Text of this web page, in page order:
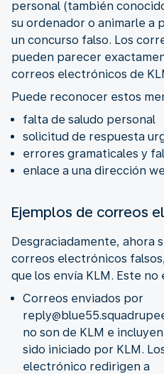
personal (también
su ordenador o animarle a
un concurso falso. Los
pueden parecer
correos electrónicos de
Puede reconocer estos
falta de saludo personal
solicitud de respuesta
errores gramaticales y
enlace a una dirección
Ejemplos de correos
Desgraciadamente, ahora
correos electrónicos
que los envía KLM. Este no
Correos enviados por
no son de KLM e
sido iniciado por KLM.
electrónico redirigen a